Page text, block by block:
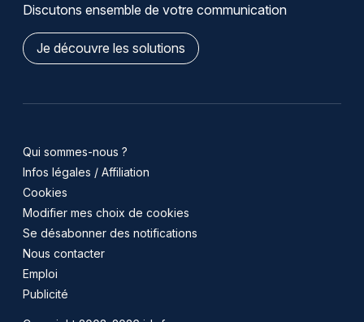
Discutons ensemble de votre communication
Je découvre les solutions
Qui sommes-nous ?
Infos légales / Affiliation
Cookies
Modifier mes choix de cookies
Se désabonner des notifications
Nous contacter
Emploi
Publicité